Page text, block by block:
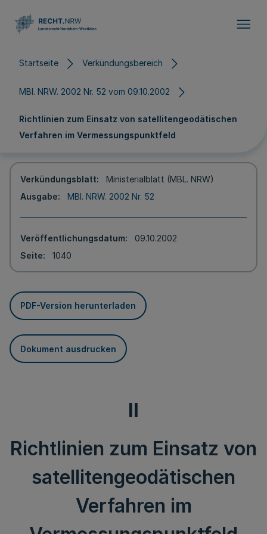
Startseite Verkündungsbereich
MBl. NRW. 2002 Nr. 52 vom 09.10.2002
Richtlinien zum Einsatz von satellitengeodätischen
Verfahren im Vermessungspunktfeld
Verkündungsblatt
Ministerialblatt (MBL. NRW)
Ausgabe
MBl. NRW. 2002 Nr. 52
Veröffentlichungsdatum
09.10.2002
Seite
1040
PDF-Version herunterladen
Dokument ausdrucken
II
Richtlinien zum Einsatz von
satellitengeodätischen
Verfahren im